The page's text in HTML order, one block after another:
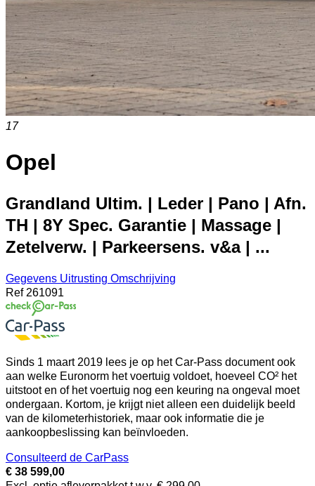
17
Opel
Grandland Ultim. | Leder | Pano | Afn.
TH | 8Y Spec. Garantie | Massage |
Zetelverw. | Parkeersens. v&a | ...
Gegevens Uitrusting Omschrijving
Ref 261091
Sinds 1 maart 2019 lees je op het Car-Pass document ook
aan welke Euronorm het voertuig voldoet, hoeveel CO² het
uitstoot en of het voertuig nog een keuring na ongeval moet
ondergaan. Kortom, je krijgt niet alleen een duidelijk beeld
van de kilometerhistoriek, maar ook informatie die je
aankoopbeslissing kan beïnvloeden.
Consulteerd de CarPass
€ 38 599,00